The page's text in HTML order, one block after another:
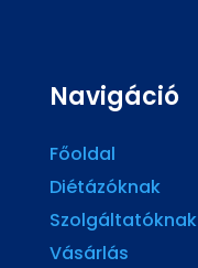
Navigáció
Főoldal
Diétázóknak
Szolgáltatóknak
Vásárlás